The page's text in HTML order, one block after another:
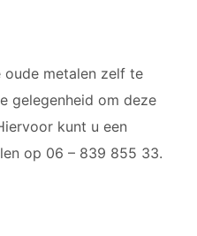
metalen zelf te
gelegenheid om deze
kunt u een
op 06 – 839 855 33.